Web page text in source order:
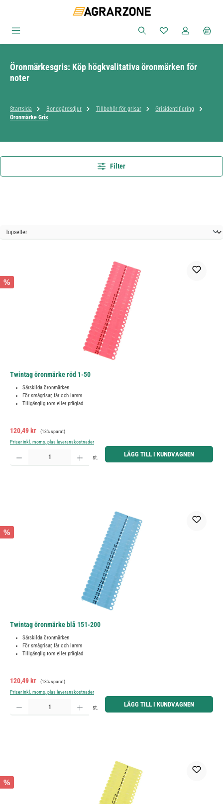
Du har 0 objekt i
Öronmärkesgris: Köp högkvalitativa öronmärken för
noter
Startsida Bondgårdsdjur Tillbehör för grisar
Grisidentifiering
Öronmärke Gris
Filter
%
Twintag öronmärke röd 1-50
Särskilda öronmärken
För smågrisar, får och lamm
Tillgänglig tom eller präglad
Försäljningspris:
120,49 kr Ordinarie pris:
(13% sparat)
Priser inkl. moms, plus leveranskostnader
Produktkvantitet: Ange önskat belopp eller använd knapparna för att öka eller minska kvantiteten.
st. LÄGG TILL I KUNDVAGNEN
%
Twintag öronmärke blå 151-200
Särskilda öronmärken
För smågrisar, får och lamm
Tillgänglig tom eller präglad
Försäljningspris:
120,49 kr Ordinarie pris:
(13% sparat)
Priser inkl. moms, plus leveranskostnader
Produktkvantitet: Ange önskat belopp eller använd knapparna för att öka eller minska kvantiteten.
st. LÄGG TILL I KUNDVAGNEN
%